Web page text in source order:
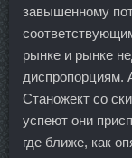
завышенному
рынке и рынке
диспропорциям.
Станожект со
успеют они
где ближе, как